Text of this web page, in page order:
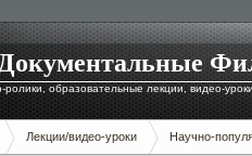
образовательные лекции, видео-
Лекции/видео-уроки Научно-